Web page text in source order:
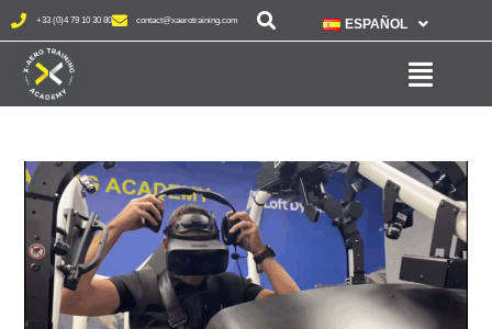
+33 (0)4 79 10 30 80 contact@xaerotraining.com ESPAÑOL